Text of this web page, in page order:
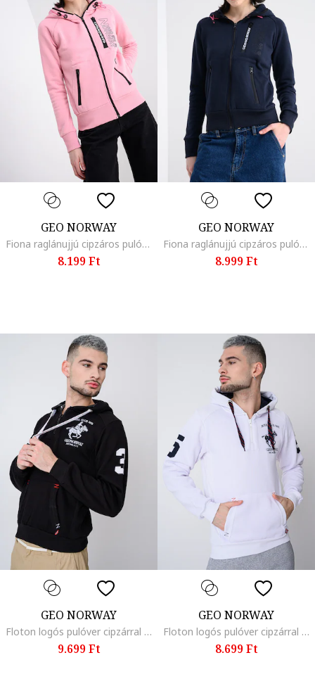
GEO NORWAY
Fiona raglánujjú cipzáros pulóver kapucnival, Világos rózsaszín
8.199 Ft
GEO NORWAY
Fiona raglánujjú cipzáros pulóver kapucnival, Tengerészkék
8.999 Ft
GEO NORWAY
Floton logós pulóver cipzárral és kapucnival, Fehér/Fekete
9.699 Ft
GEO NORWAY
Floton logós pulóver cipzárral és kapucnival, Szénszürke/Fehér
8.699 Ft